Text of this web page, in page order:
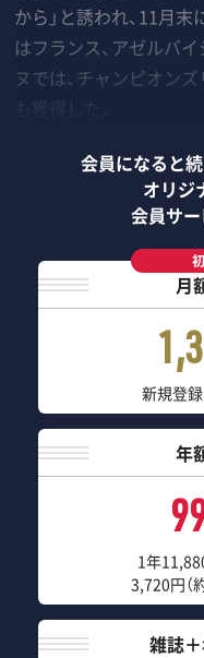
から」と誘われ、11月
はフランス、アゼルバ
ヌでは、チャンピオン
会員になると
オリジ
会員サ
月
新規登
年
1年
3,720円（
雑誌